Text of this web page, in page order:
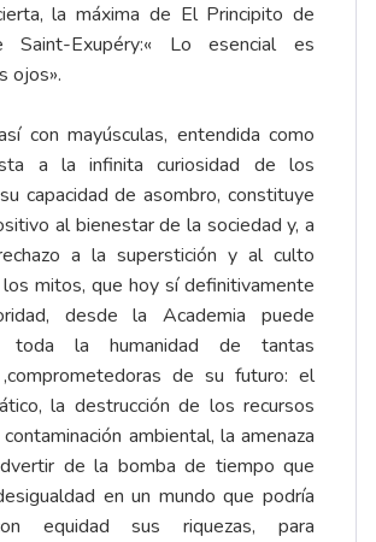
la máxima de El Principito de
Saint-Exupéry:« Lo esencial es
ojos».
con mayúsculas, entendida como
a la infinita curiosidad de los
capacidad de asombro, constituye
al bienestar de la sociedad y, a
a la superstición y al culto
mitos, que hoy sí definitivamente
desde la Academia puede
toda la humanidad de tantas
de su futuro: el
la destrucción de los recursos
ambiental, la amenaza
de la bomba de tiempo que
en un mundo que podría
equidad sus riquezas, para